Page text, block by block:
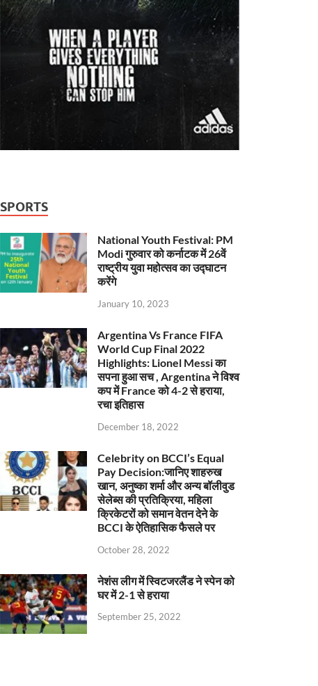
SPORTS
National Youth Festival: PM
Modi गुरुवार को कर्नाटक में 26वें
राष्ट्रीय युवा महोत्सव का उद्घाटन
करेंगे
January 10, 2023
Argentina Vs France FIFA
World Cup Final 2022
Highlights: Lionel Messi का
सपना हुआ सच , Argentina ने विश्व
कप में France को 4-2 से हराया,
रचा इतिहास
December 18, 2022
Celebrity on BCCI’s Equal
Pay Decision:जानिए शाहरुख
खान, अनुष्का शर्मा और अन्य बॉलीवुड
सेलेब्स की प्रतिक्रिया, महिला
क्रिकेटरों को समान वेतन देने के
BCCI के ऐतिहासिक फैसले पर
October 28, 2022
नेशंस लीग में स्विटजरलैंड ने स्पेन को
घर में 2-1 से हराया
September 25, 2022